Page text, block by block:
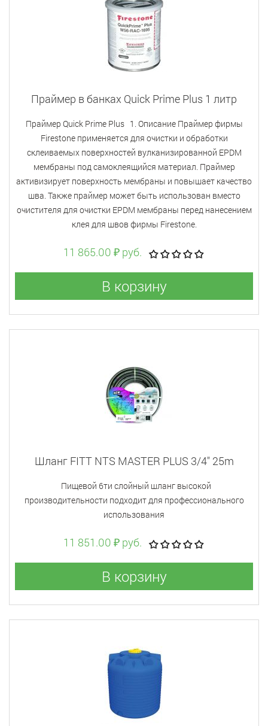
Праймер в банках Quick Prime Plus 1 литр
Праймер Quick Prime Plus 1. Описание Праймер фирмы
Firestone применяется для очистки и обработки
склеиваемых поверхностей вулканизированной EPDM
мембраны под самоклеящийся материал. Праймер
активизирует поверхность мембраны и повышает качество
шва. Также праймер может быть использован вместо
очистителя для очистки EPDM мембраны перед нанесением
клея для швов фирмы Firestone.
11 865.00 ₽ руб.
В корзину
Шланг FITT NTS MASTER PLUS 3/4" 25m
Пищевой 6ти слойный шланг высокой
производительности подходит для профессионального
использования
11 851.00 ₽ руб.
В корзину